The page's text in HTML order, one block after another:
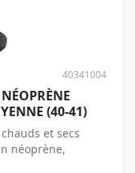
40341004
(40-41)
et secs
néoprène,